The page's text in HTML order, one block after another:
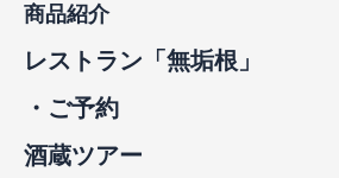
商品紹介
レストラン「無垢根」
・ご予約
酒蔵ツアー